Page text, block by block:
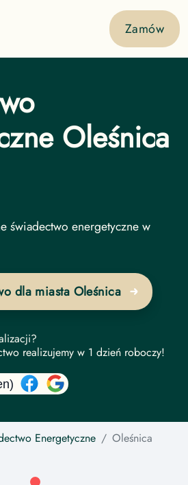
Zamów
Oleśnica
undefined
świadectwo energetyczne w
dla miasta Oleśnica
realizujemy w 1 dzień roboczy!
Energetyczne Oleśnica